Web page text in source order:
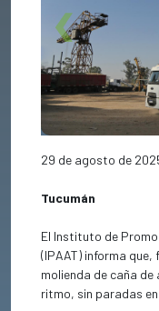
Previous
29 de agosto de
Tucumán
El Instituto de
(IPAAT) informa
molienda de caña de
ritmo, sin paradas